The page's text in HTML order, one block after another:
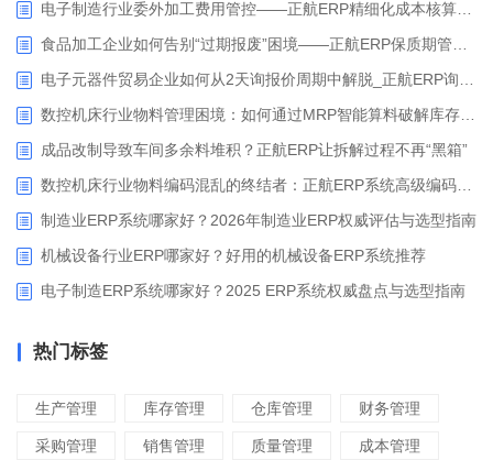
成品改制导致车间多余料堆积？正航ERP让拆解过程不再“黑箱”
制造业ERP系统哪家好？2026年制造业ERP权威评估与选型指南
机械设备行业ERP哪家好？好用的机械设备ERP系统推荐
电子制造ERP系统哪家好？2025 ERP系统权威盘点与选型指南
热门标签
生产管理 库存管理 仓库管理 财务管理
采购管理 销售管理 质量管理 成本管理